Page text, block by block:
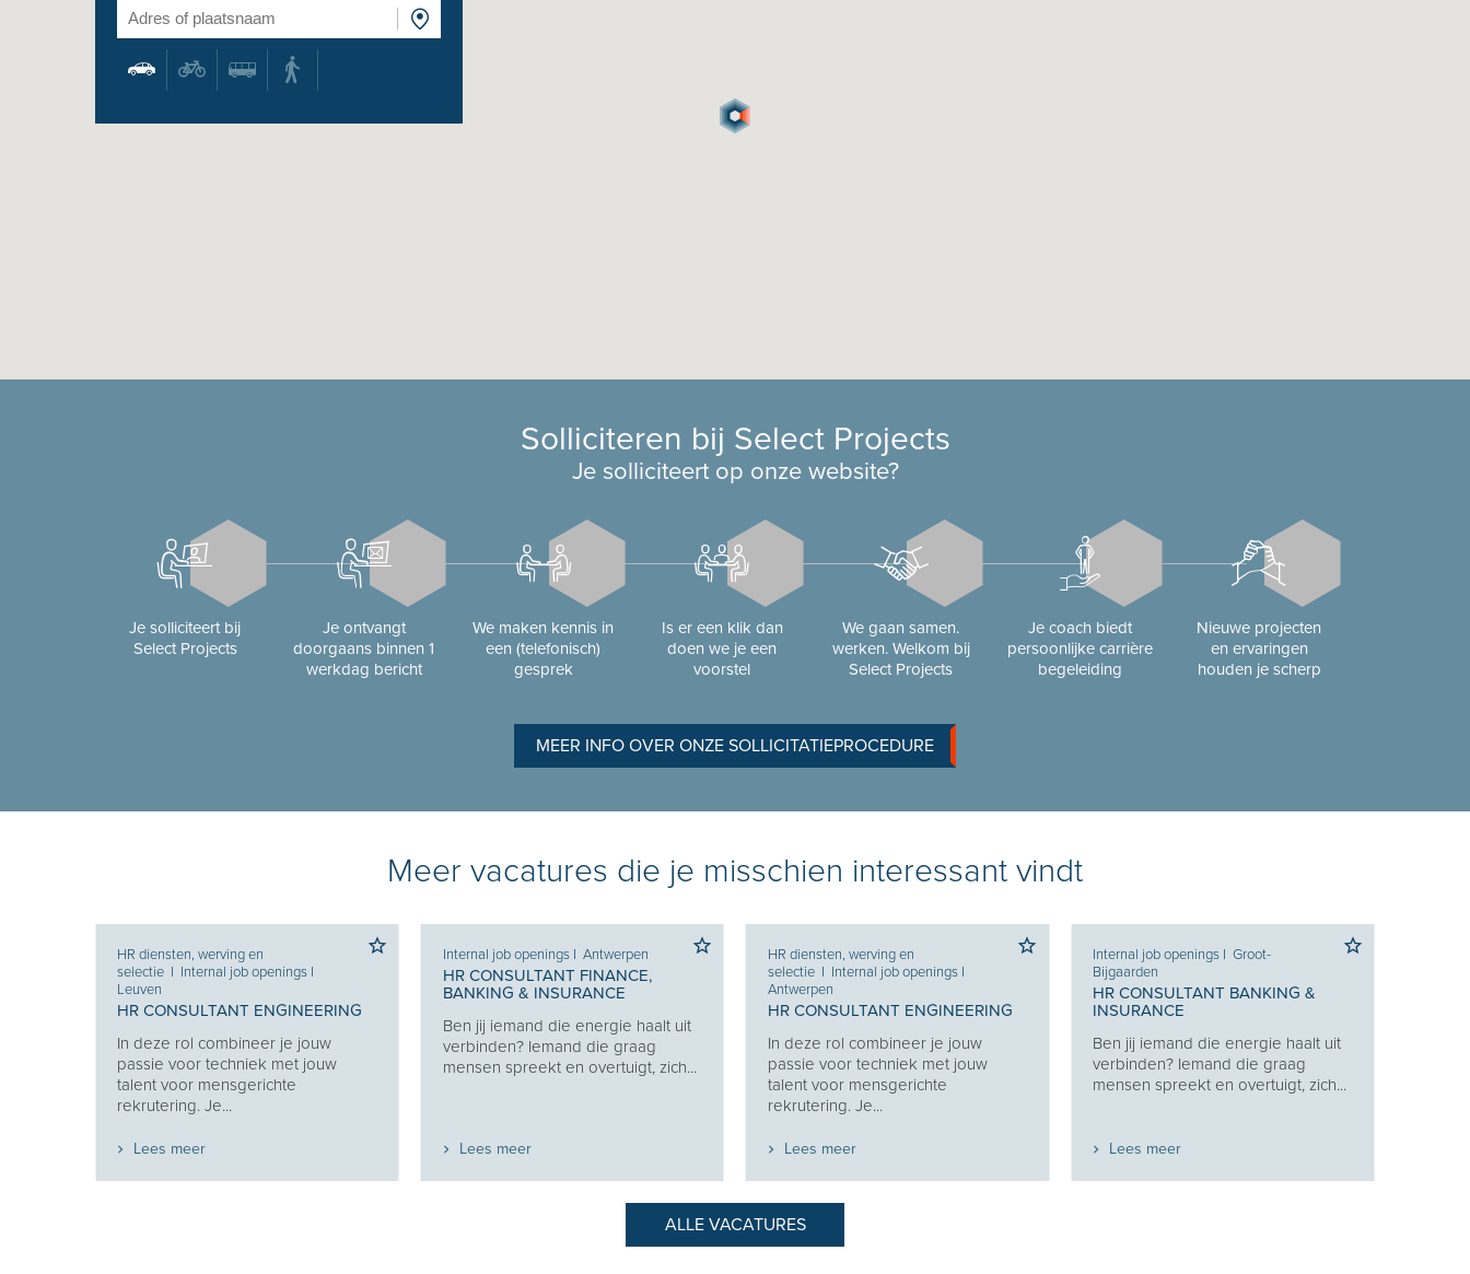
Solliciteren bij Select Projects
Je solliciteert op onze website?
Je solliciteert bij
Select Projects
Je ontvangt
doorgaans binnen 1
werkdag bericht
We maken kennis in
een (telefonisch)
gesprek
Is er een klik dan
doen we je een
voorstel
We gaan samen.
werken. Welkom bij
Select Projects
Je coach biedt
persoonlijke carrière
begeleiding
Nieuwe projecten
en ervaringen
houden je scherp
MEER INFO OVER ONZE SOLLICITATIEPROCEDURE
Meer vacatures die je misschien interessant vindt
HR diensten, werving en
selectie I Internal job openings I
Leuven
HR CONSULTANT ENGINEERING
In deze rol combineer je jouw
passie voor techniek met jouw
talent voor mensgerichte
rekrutering. Je...
Lees meer
Internal job openings I Antwerpen
HR CONSULTANT FINANCE,
BANKING & INSURANCE
Ben jij iemand die energie haalt uit
verbinden? Iemand die graag
mensen spreekt en overtuigt, zich...
Lees meer
HR diensten, werving en
selectie I Internal job openings I
Antwerpen
HR CONSULTANT ENGINEERING
In deze rol combineer je jouw
passie voor techniek met jouw
talent voor mensgerichte
rekrutering. Je...
Lees meer
Internal job openings I Groot-
Bijgaarden
HR CONSULTANT BANKING &
INSURANCE
Ben jij iemand die energie haalt uit
verbinden? Iemand die graag
mensen spreekt en overtuigt, zich...
Lees meer
ALLE VACATURES